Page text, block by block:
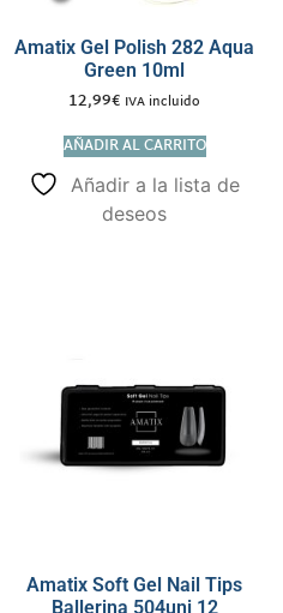
Amatix Gel Polish 282 Aqua
Green 10ml
12,99€ IVA incluido
AÑADIR AL CARRITO
Añadir a la lista de
deseos
Amatix Soft Gel Nail Tips
Ballerina 504uni 12